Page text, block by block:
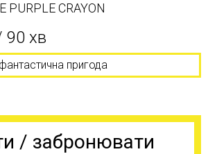
PURPLE CRAYON
хв
фантастична пригода
/ забронювати